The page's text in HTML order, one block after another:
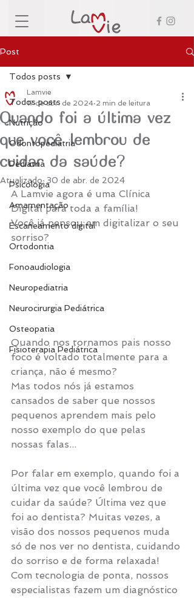
Post
Todos posts
Nutrição
Odontopediatria
Pediatria
Psicologia
Amamentação
Escaneamento digital
Ortodontia
Fonoaudiologia
Neuropediatria
Neurocirurgia Pediátrica
Osteopatia
Fisioterapia Pediátrica
Todos posts
Quando foi a última vez
que você lembrou de
cuidar da saúde?
Lamvie
17 de abr. de 2024 2 min de leitura
Atualizado: 30 de abr. de 2024
A Lamvie agora é uma Clínica
Digital para toda a família!
Você já pensou em digitalizar o seu
sorriso?
Quando nos tornamos pais nosso
foco é voltado totalmente para a
criança, não é mesmo?
Mas todos nós já estamos
cansados de saber que nossos
pequenos aprendem mais pelo
nosso exemplo do que pelas
nossas falas...
Por falar em exemplo, quando foi a
última vez que você lembrou de
cuidar da saúde? Última vez que
foi ao dentista? Muitas vezes, a
visão dos nossos pequenos muda
só de nos ver no dentista, cuidando
do sorriso e de forma relaxada!
Com tecnologia de ponta, nossos
especialistas fazem um diagnóstico